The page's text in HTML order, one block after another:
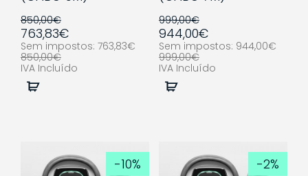
850,00€
763,83€
Sem impostos: 763,83€
850,00€
IVA Incluído
Comprar
999,00€
944,00€
Sem impostos: 944,00€
999,00€
IVA Incluído
Comprar
-10% -2%